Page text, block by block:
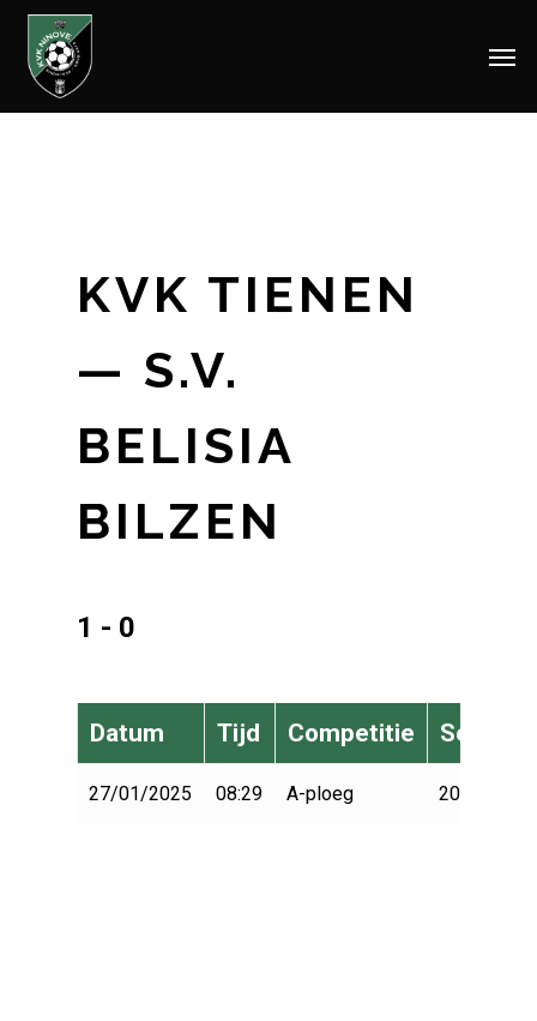
Skip
KVK TIENEN
— S.V.
BELISIA
BILZEN
1 - 0
Datum Tijd Competitie Seizoen
27/01/2025 08:29 A-ploeg 2024-2025